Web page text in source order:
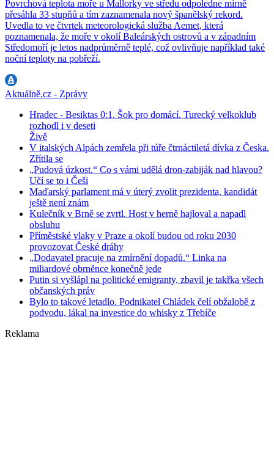
Povrchová teplota moře u Mallorky ve středu odpoledne mírně
přesáhla 33 stupňů a tím zaznamenala nový španělský rekord.
Uvedla to ve čtvrtek meteorologická služba Aemet, která
poznamenala, že moře v okolí Baleárských ostrovů a v západním
Středomoří je letos nadprůměrně teplé, což ovlivňuje například také
noční teploty na pobřeží.
Aktuálně.cz - Zprávy
Hradec - Besiktas 0:1. Šok pro domácí. Turecký velkoklub
rozhodl i v deseti
Živě
V italských Alpách zemřela při túře čtrnáctiletá dívka z Česka.
Zřítila se
„Pudová úzkost.“ Co s vámi udělá dron-zabiják nad hlavou?
Učí se to i Češi
Maďarský parlament má v úterý zvolit prezidenta, kandidát
ještě není znám
Kulečník v Brně se zvrtl. Host v herně hajloval a napadl
obsluhu
Příměstské vlaky v Praze a okolí budou od roku 2030
provozovat České dráhy
„Dodavatel pracuje na zmírnění dopadů.“ Linka na
miliardové obrněnce konečně jede
Putin si vyšlápl na politické emigranty, zbavil je takřka všech
občanských práv
Bylo to takové letadlo. Podnikatel Chládek čelí obžalobě z
podvodu, lákal na investice do whisky z Třebíče
Reklama